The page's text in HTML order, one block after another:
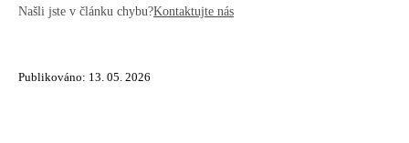
Našli jste v článku chybu?Kontaktujte nás
Publikováno: 13. 05. 2026